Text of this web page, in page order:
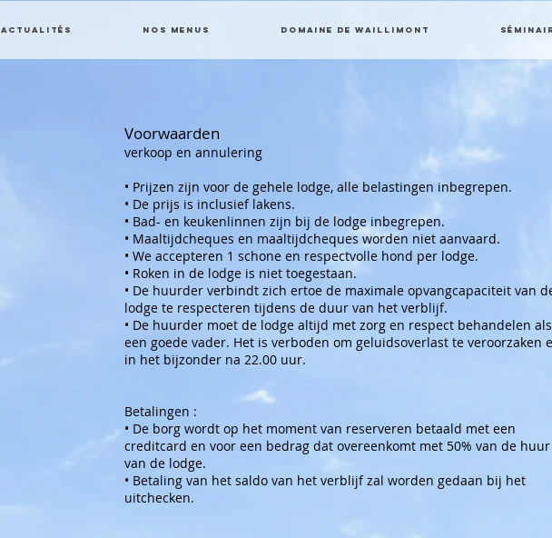
Actualités Nos menus Domaine de Waillimont
Voorwaarden
verkoop en annulering
• Prijzen zijn voor de gehele lodge, alle belastingen inbegrepen.
• De prijs is inclusief lakens.
• Bad- en keukenlinnen zijn bij de lodge inbegrepen.
• Maaltijdcheques en maaltijdcheques worden niet aanvaard.
• We accepteren 1 schone en respectvolle hond per lodge.
• Roken in de lodge is niet toegestaan.
• De huurder verbindt zich ertoe de maximale opvangcapaciteit van
lodge te respecteren tijdens de duur van het verblijf.
• De huurder moet de lodge altijd met zorg en respect behandelen als
een goede vader. Het is verboden om geluidsoverlast te veroorzaken
in het bijzonder na 22.00 uur.
Betalingen :
• De borg wordt op het moment van reserveren betaald met een
creditcard en voor een bedrag dat overeenkomt met 50% van de huur
van de lodge.
• Betaling van het saldo van het verblijf zal worden gedaan bij het
uitchecken.